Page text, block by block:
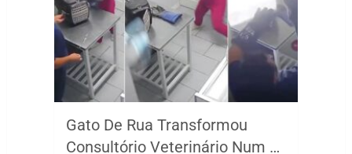
Gato De Rua Transformou
Consultório Veterinário Num …